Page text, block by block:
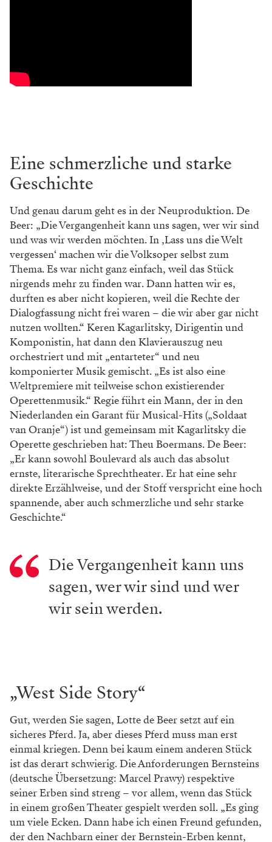
Eine schmerzliche und starke
Geschichte
Und genau darum geht es in der Neuproduktion. De
Beer: „Die Vergangenheit kann uns sagen, wer wir sind
und was wir werden möchten. In ‚Lass uns die Welt
vergessen‘ machen wir die Volksoper selbst zum
Thema. Es war nicht ganz einfach, weil das Stück
nirgends mehr zu finden war. Dann hatten wir es,
durften es aber nicht kopieren, weil die Rechte der
Dialogfassung nicht frei waren – die wir aber gar nicht
nutzen wollten.“ Keren Kagarlitsky, Dirigentin und
Komponistin, hat dann den Klavierauszug neu
orchestriert und mit „entarteter“ und neu
komponierter Musik gemischt. „Es ist also eine
Weltpremiere mit teilweise schon existierender
Operettenmusik.“ Regie führt ein Mann, der in den
Niederlanden ein Garant für Musical-Hits („Soldaat
van Oranje“) ist und gemeinsam mit Kagarlitsky die
Operette geschrieben hat: Theu Boermans. De Beer:
„Er kann sowohl Boulevard als auch das absolut
ernste, literarische Sprechtheater. Er hat eine sehr
direkte Erzählweise, und der Stoff verspricht eine hoch
spannende, aber auch schmerzliche und sehr starke
Geschichte.“
Die Vergangenheit kann uns
sagen, wer wir sind und wer
wir sein werden.
„West Side Story“
Gut, werden Sie sagen, Lotte de Beer setzt auf ein
sicheres Pferd. Ja, aber dieses Pferd muss man erst
einmal kriegen. Denn bei kaum einem anderen Stück
ist das derart schwierig. Die Anforderungen Bernsteins
(deutsche Übersetzung: Marcel Prawy) respektive
seiner Erben sind streng – vor allem, wenn das Stück
in einem großen Theater gespielt werden soll. „Es ging
um viele Ecken. Dann habe ich einen Freund gefunden,
der den Nachbarn einer der Bernstein-Erben kennt,